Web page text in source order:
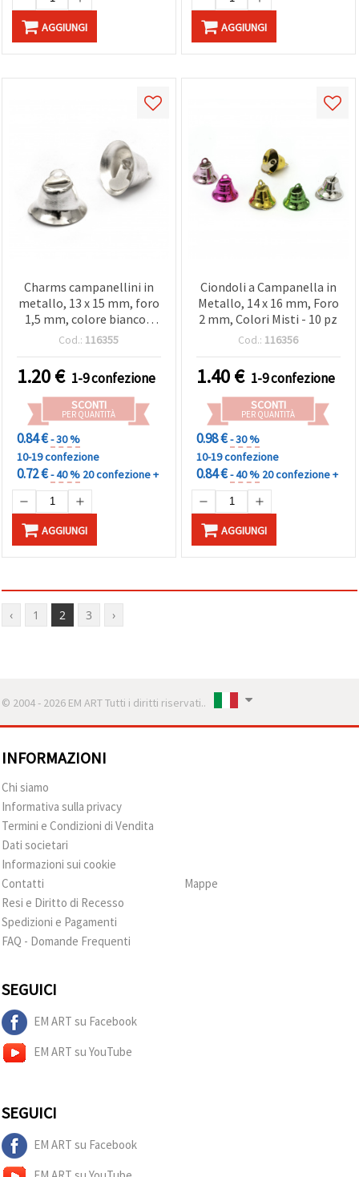
AGGIUNGI AGGIUNGI
Charms campanellini in
metallo, 13 x 15 mm, foro
1,5 mm, colore bianco -
confezione da 10 pz
Cod.: 116355
1.20€ 1-9 confezione
SCONTI
PER QUANTITÀ
0.84 €- 30 %
10-19 confezione
0.72 €- 40 % 20 confezione +
AGGIUNGI
Ciondoli a Campanella in
Metallo, 14 x 16 mm, Foro
2 mm, Colori Misti - 10 pz
Cod.: 116356
1.40€ 1-9 confezione
SCONTI
PER QUANTITÀ
0.98 €- 30 %
10-19 confezione
0.84 €- 40 % 20 confezione +
AGGIUNGI
‹ 1 2 3 ›
© 2004 - 2026 EM ART Tutti i diritti riservati..
INFORMAZIONI
Chi siamo
Informativa sulla privacy
Termini e Condizioni di Vendita
Dati societari
Informazioni sui cookie
Contatti
Resi e Diritto di Recesso
Spedizioni e Pagamenti
FAQ - Domande Frequenti
Mappe
SEGUICI
EM ART su Facebook
EM ART su YouTube
SEGUICI
EM ART su Facebook